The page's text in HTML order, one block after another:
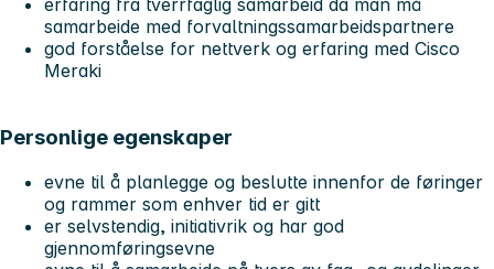
erfaring fra tverrfaglig samarbeid da man må
samarbeide med forvaltningssamarbeidspartnere
god forståelse for nettverk og erfaring med Cisco
Meraki
Personlige egenskaper
evne til å planlegge og beslutte innenfor de føringer
og rammer som enhver tid er gitt
er selvstendig, initiativrik og har god
gjennomføringsevne